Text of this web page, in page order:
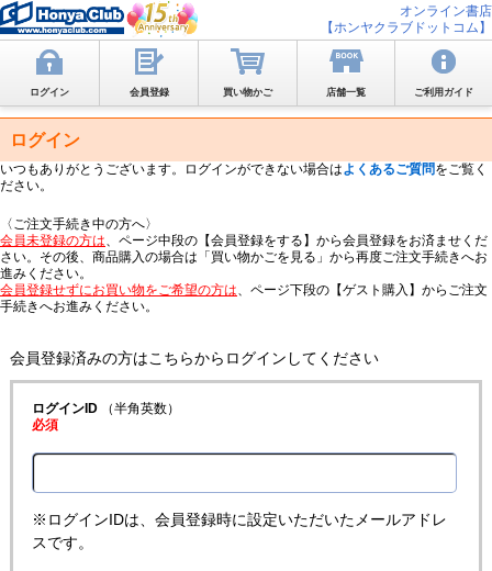
オンライン書店
【ホンヤクラブドットコム】
ログイン 会員登録 買い物かご 店舗一覧 ご利用ガイド
ログイン
いつもありがとうございます。ログインができない場合はよくあるご質問をご覧く
ださい。
〈ご注文手続き中の方へ〉
会員未登録の方は、ページ中段の【会員登録をする】から会員登録をお済ませくだ
さい。その後、商品購入の場合は「買い物かごを見る」から再度ご注文手続きへお
進みください。
会員登録せずにお買い物をご希望の方は、ページ下段の【ゲスト購入】からご注文
手続きへお進みください。
会員登録済みの方はこちらからログインしてください
ログインID（半角英数）
必須
※ログインIDは、会員登録時に設定いただいたメールアドレ
スです。